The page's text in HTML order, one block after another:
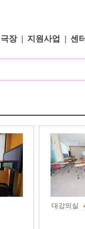
장 지원사업 센
대강의실